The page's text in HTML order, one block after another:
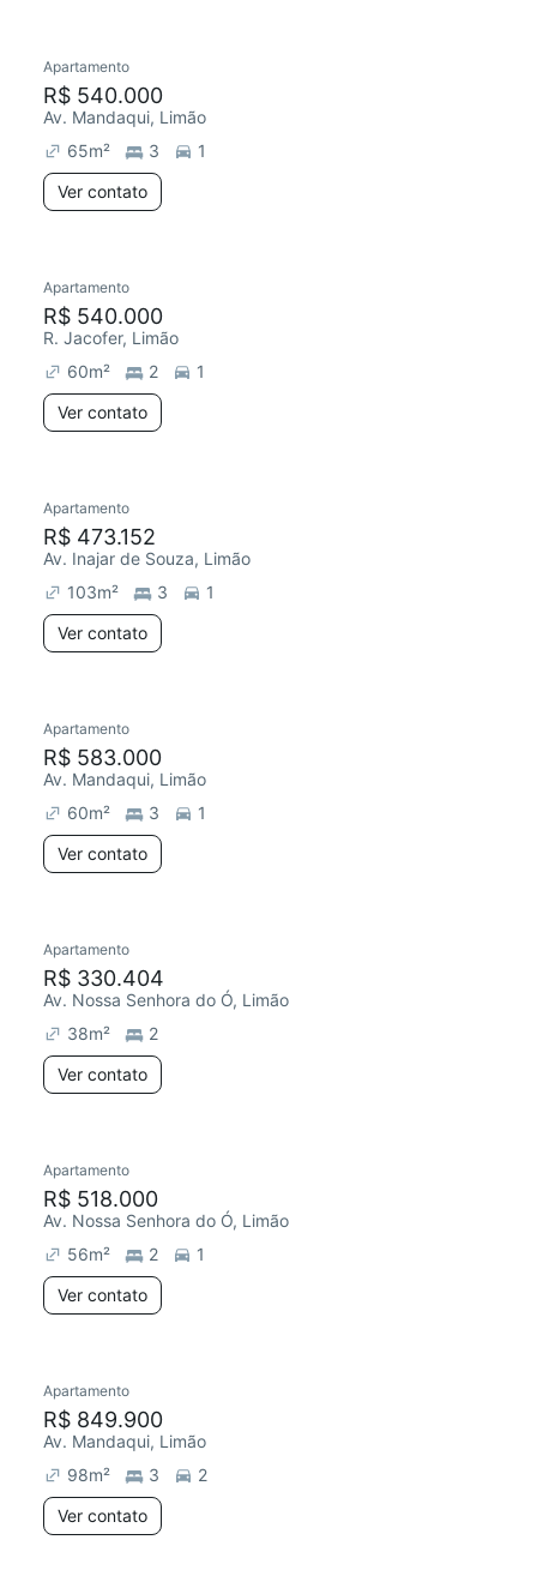
Apartamento
R$ 540.000
Av. Mandaqui, Limão
65m² 3
1
Ver contato
Apartamento
R$ 540.000
R. Jacofer, Limão
60m² 2
1
Ver contato
Apartamento
R$ 473.152
Av. Inajar de Souza, Limão
103m² 3
1
Ver contato
Apartamento
R$ 583.000
Av. Mandaqui, Limão
60m² 3
1
Ver contato
Apartamento
R$ 330.404
Av. Nossa Senhora do Ó, Limão
38m²
2
Ver contato
Apartamento
R$ 518.000
Av. Nossa Senhora do Ó, Limão
56m² 2
1
Ver contato
Apartamento
R$ 849.900
Av. Mandaqui, Limão
98m² 3
2
Ver contato